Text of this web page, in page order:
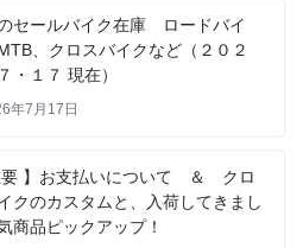
セールバイク在庫 ロードバイ
、クロスバイクなど（２０２
・１７ 現在）
年7月17日
要 】お支払いについて ＆ クロ
クのカスタムと、入荷してきまし
商品ピックアップ！